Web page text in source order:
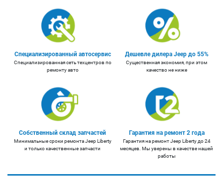
Специализированный автосервис
Специализированная сеть техцентров по
ремонту авто
Дешевле дилера Jeep до 55%
Существенная экономия, при этом
качество не ниже
Собственный склад запчастей
Минимальные сроки ремонта Jeep Liberty
и только качественные запчасти
Гарантия на ремонт 2 года
Гарантия на ремонт Jeep Liberty до 24
месяцев. Мы уверены в качестве нашей
работы